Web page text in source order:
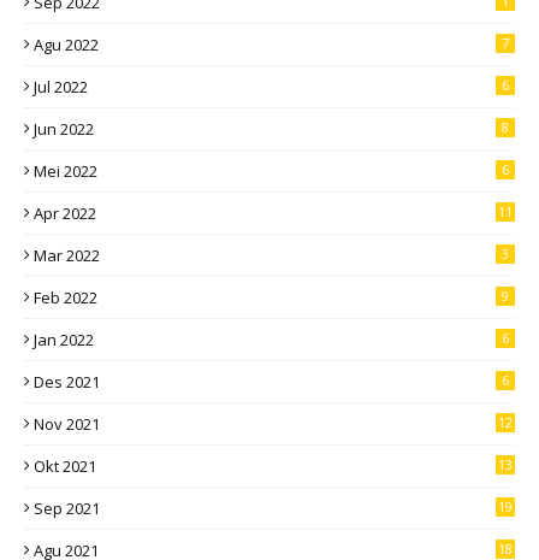
Agu 2022 7
Jul 2022 6
Jun 2022 8
Mei 2022 6
Apr 2022 11
Mar 2022 3
Feb 2022 9
Jan 2022 6
Des 2021 6
Nov 2021 12
Okt 2021 13
Sep 2021 19
Agu 2021 18